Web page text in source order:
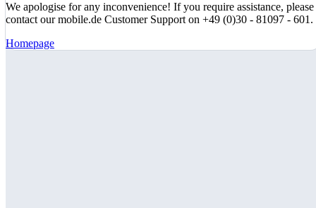
We apologise for any inconvenience! If you require assistance, please
contact our mobile.de Customer Support on +49 (0)30 - 81097 - 601.
Homepage